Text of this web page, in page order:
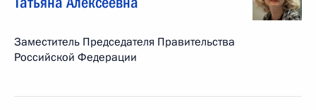
Заместитель Председателя Правительства
Российской Федерации